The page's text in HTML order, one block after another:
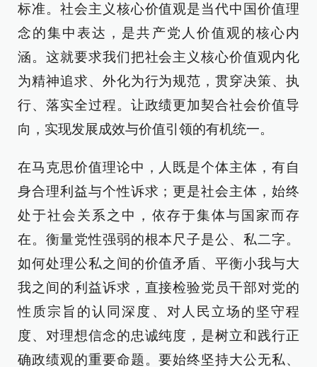
标准。社会主义核心价值观是当代中国价值理
念的集中表达，是共产党人价值观的核心内
涵。这就要求我们把社会主义核心价值观内化
为精神追求、外化为行为规范，贯穿决策、执
行、落实全过程。让政绩更加契合社会价值导
向，实现发展成效与价值引领的有机统一。
在马克思价值理论中，人既是个体主体，有自
身合理利益与个性诉求；更是社会主体，始终
处于社会关系之中，依存于集体与国家而存
在。衡量党性强弱的根本尺子是公、私二字。
如何处理公私之间的价值矛盾、平衡小我与大
我之间的利益诉求，直接检验党员干部对党的
性质宗旨的认同深度、对人民立场的坚守程
度、对理想信念的忠诚纯度，是树立和践行正
确政绩观的重要命题。要始终坚持大公无私、